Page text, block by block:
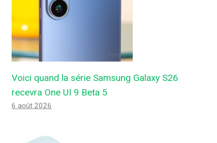
Voici quand la série Samsung Galaxy S26
recevra One UI 9 Beta 5
6 août 2026